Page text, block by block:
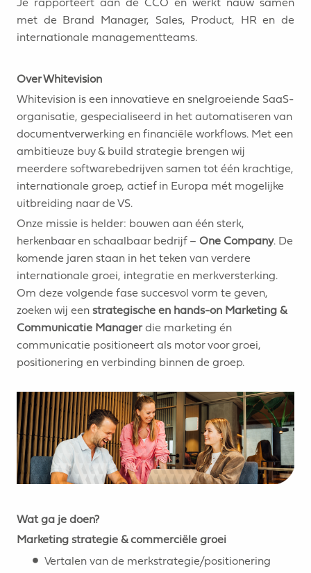
met de Brand Manager, Sales, Product, HR en de
internationale managementteams.
Over Whitevision
Whitevision is een innovatieve en snelgroeiende SaaS-
organisatie, gespecialiseerd in het automatiseren van
documentverwerking en financiële workflows. Met een
ambitieuze buy & build strategie brengen wij
meerdere softwarebedrijven samen tot één krachtige,
internationale groep, actief in Europa mét mogelijke
uitbreiding naar de VS.
Onze missie is helder: bouwen aan één sterk,
herkenbaar en schaalbaar bedrijf – One Company. De
komende jaren staan in het teken van verdere
internationale groei, integratie en merkversterking.
Om deze volgende fase succesvol vorm te geven,
zoeken wij een strategische en hands-on Marketing &
Communicatie Managerdie marketing én
communicatie positioneert als motor voor groei,
positionering en verbinding binnen de groep.
Wat ga je doen?
Marketing strategie & commerciële groei
Vertalen van de merkstrategie/positionering